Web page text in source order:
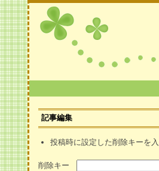
記事編集
投稿時に設定した削除キーを入
削除キー